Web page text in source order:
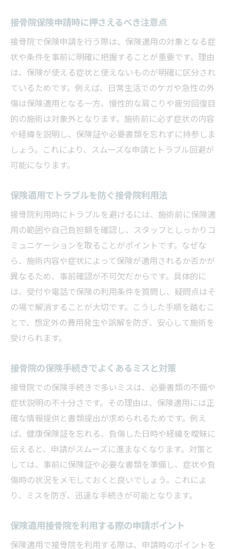
接骨院保険申請時に押さえるべき注意点
接骨院で保険申請を行う際は、保険適用の対象となる症
状や条件を事前に明確に把握することが重要です。理由
は、保険が使える症状と使えないものが明確に区分され
ているためです。例えば、日常生活でのケガや急性の外
傷は保険適用となる一方、慢性的な肩こりや疲労回復目
的の施術は対象外となります。施術前に必ず症状の内容
や経緯を説明し、保険証や必要書類を忘れずに持参しま
しょう。これにより、スムーズな申請とトラブル回避が
可能になります。
保険適用でトラブルを防ぐ接骨院利用法
接骨院利用時にトラブルを避けるには、施術前に保険適
用の範囲や自己負担額を確認し、スタッフとしっかりコ
ミュニケーションを取ることがポイントです。なぜな
ら、施術内容や症状によって保険が適用されるか否かが
異なるため、事前確認が不可欠だからです。具体的に
は、受付や電話で保険の利用条件を質問し、疑問点はそ
の場で解消することが大切です。こうした手順を踏むこ
とで、想定外の費用発生や誤解を防ぎ、安心して施術を
受けられます。
接骨院の保険手続きでよくあるミスと対策
接骨院での保険手続きで多いミスは、必要書類の不備や
症状説明の不十分さです。その理由は、保険適用には正
確な情報提供と書類提出が求められるためです。例え
ば、健康保険証を忘れる、負傷した日時や経緯を曖昧に
伝えると、申請がスムーズに進まなくなります。対策と
しては、事前に保険証や必要な書類を準備し、症状や負
傷時の状況をメモしておくと良いでしょう。これによ
り、ミスを防ぎ、迅速な手続きが可能となります。
保険適用接骨院を利用する際の申請ポイント
保険適用で接骨院を利用する際は、申請時のポイントを